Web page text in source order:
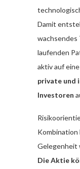
Damit
wachsendes
laufenden
aktiv auf eine
private
Investoren
Gelegenheit
Die Aktie